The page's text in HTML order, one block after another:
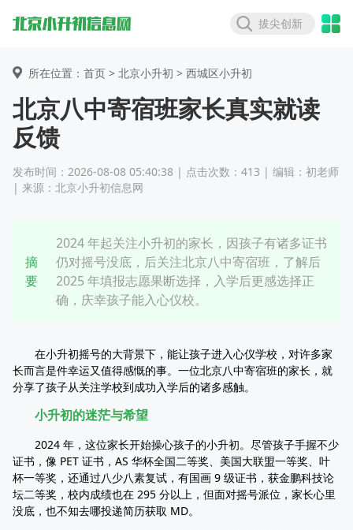
拔尖创新
所在位置：首页 > 北京小升初 > 西城区小升初
北京八中寄宿班家长真实就读
反馈
发布时间：2026-08-08 05:40:38 | 点击次数：413 | 编辑：初老师
| 来源：北京小升初信息网
摘
要
2024 年起关注小升初的家长，因孩子有诸多证书
仍对摇号没底，后关注北京八中寄宿班，了解后
2025 年填报志愿果断选择，入学后更感选择正
确，庆幸孩子能入心仪校。
在小升初摇号的大背景下，能让孩子进入心仪学校，对许多家
长而言是件幸运又值得感慨的事。一位北京八中寄宿班的家长，就
分享了孩子从关注学校到成功入学后的诸多感触。
小升初的迷茫与希望
2024 年，这位家长开始操心孩子的小升初。尽管孩子手握不少
证书，像 PET 证书，AS 华杯全国二等奖、美国大联盟一等奖、叶
杯一等奖，还通过八少八素复试，有国画 9 级证书，获金鹏科技论
坛二等奖，校内成绩也在 295 分以上，但面对摇号派位，家长心里
没底，也不知去哪投递简历获取 MD。